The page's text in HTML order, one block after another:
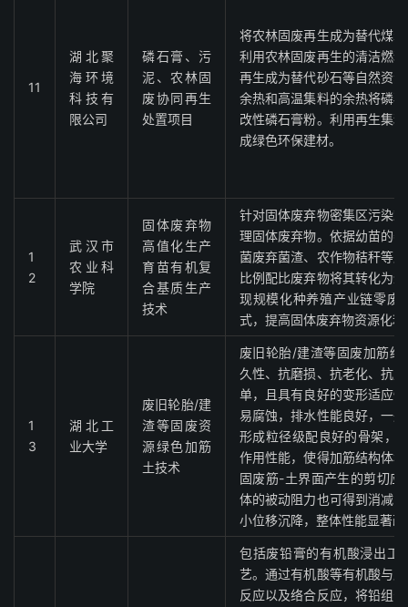
11
湖北聚
海环境
科技有
限公司
磷石膏、污
泥、农林固
废协同再生
处置项目
将农林固废再生成为替代煤
利用农林固废再生的清洁燃
再生成为替代砂石等自然资
余热和高温集料的余热将磷
改性磷石膏粉。利用再生集
成绿色环保建材。
1
2
武汉市
农业科
学院
固体废弃物
高值化生产
育苗有机复
合基质生产
技术
针对固体废弃物密集区污染
理固体废弃物。依据幼苗的
菌废弃菌渣、农作物秸秆等
比例配比废弃物将其转化为
现规模化种养殖产业链零废
式，提高固体废弃物资源化
1
3
湖北工
业大学
废旧轮胎/建
渣等固废资
源绿色加筋
土技术
废旧轮胎/建渣等固废加筋
久性、抗磨损、抗老化、抗
单，且具有良好的变形适应
易腐蚀，排水性能良好，一
形成粒径级配良好的骨架，
作用性能，使得加筋结构体
固废筋-土界面产生的剪切
体的被动阻力也可得到消减
小位移沉降，整体性能显著
包括废铅膏的有机酸浸出工
艺。通过有机酸等有机酸与
反应以及络合反应，将铅组